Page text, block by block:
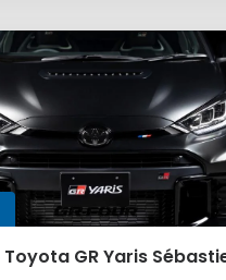
Toyota GR Yaris